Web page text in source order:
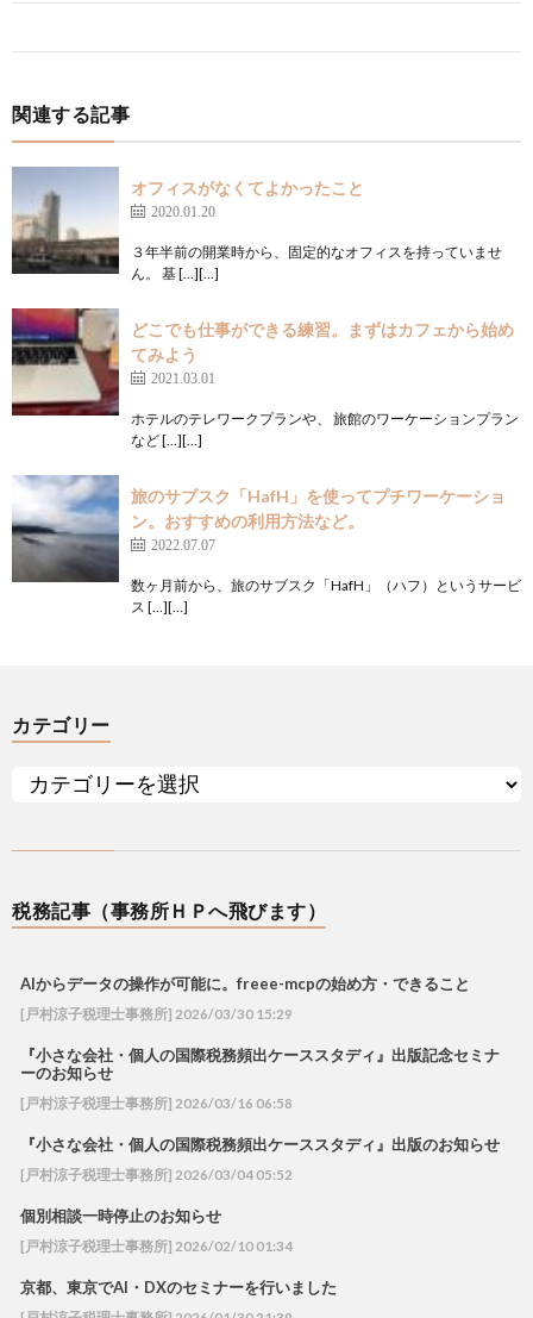
関連する記事
オフィスがなくてよかったこと
2020.01.20
３年半前の開業時から、固定的なオフィスを持っていませ
ん。 基 […][…]
どこでも仕事ができる練習。まずはカフェから始め
てみよう
2021.03.01
ホテルのテレワークプランや、 旅館のワーケーションプラン
など […][…]
旅のサブスク「HafH」を使ってプチワーケーショ
ン。おすすめの利用方法など。
2022.07.07
数ヶ月前から、旅のサブスク「HafH」（ハフ）というサービ
ス […][…]
カテゴリー
税務記事（事務所ＨＰへ飛びます）
AIからデータの操作が可能に。freee-mcpの始め方・できること
[戸村涼子税理士事務所] 2026/03/30 15:29
『小さな会社・個人の国際税務頻出ケーススタディ』出版記念セミナ
ーのお知らせ
[戸村涼子税理士事務所] 2026/03/16 06:58
『小さな会社・個人の国際税務頻出ケーススタディ』出版のお知らせ
[戸村涼子税理士事務所] 2026/03/04 05:52
個別相談一時停止のお知らせ
[戸村涼子税理士事務所] 2026/02/10 01:34
京都、東京でAI・DXのセミナーを行いました